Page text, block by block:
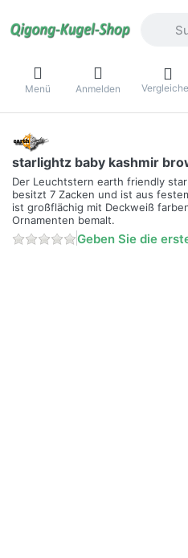
Menü Anmelden
starlightz baby kashmir
Der Leuchtstern earth friendly
besitzt 7 Zacken und ist aus
ist großflächig mit Deckweiß
Ornamenten bemalt.
Geben Sie die